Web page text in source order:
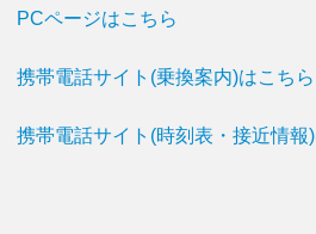
PCページはこちら
携帯電話サイト(乗換案内)はこちら
携帯電話サイト(時刻表・接近情報